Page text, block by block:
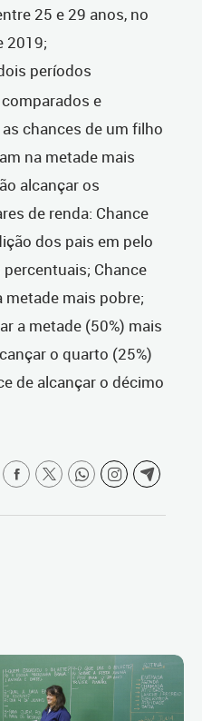
25 e 29 anos, no
2019;
períodos
e
chances de um filho
na metade mais
alcançar os
de renda: Chance
dos pais em pelo
Chance
metade mais pobre;
a metade (50%) mais
o quarto (25%)
de alcançar o décimo